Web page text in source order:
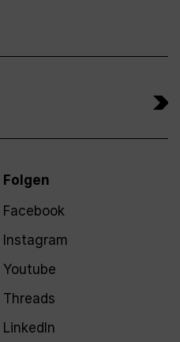
Folgen
Facebook
Instagram
Youtube
Threads
LinkedIn